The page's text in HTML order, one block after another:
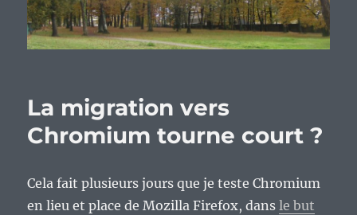
La migration vers
Chromium tourne court ?
Cela fait plusieurs jours que je teste Chromium
en lieu et place de Mozilla Firefox, dansle but